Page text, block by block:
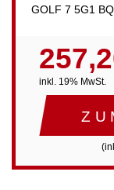
GOLF 7 5G1
inkl. 19% MwSt.